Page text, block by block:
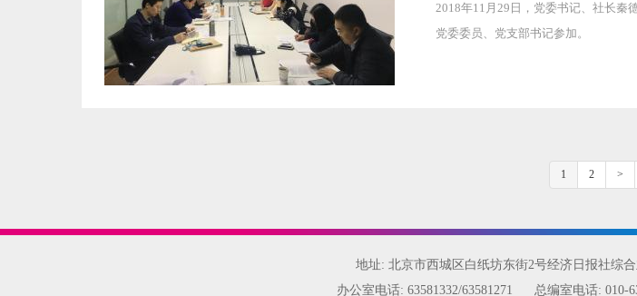
2018年11月29日，党委书记、社长秦
党委委员、党支部书记参加。
1 2 >
地址: 北京市西城区白纸坊东街2号经济日报社综
办公室电话: 63581332/63581271 总编室电话: 010-